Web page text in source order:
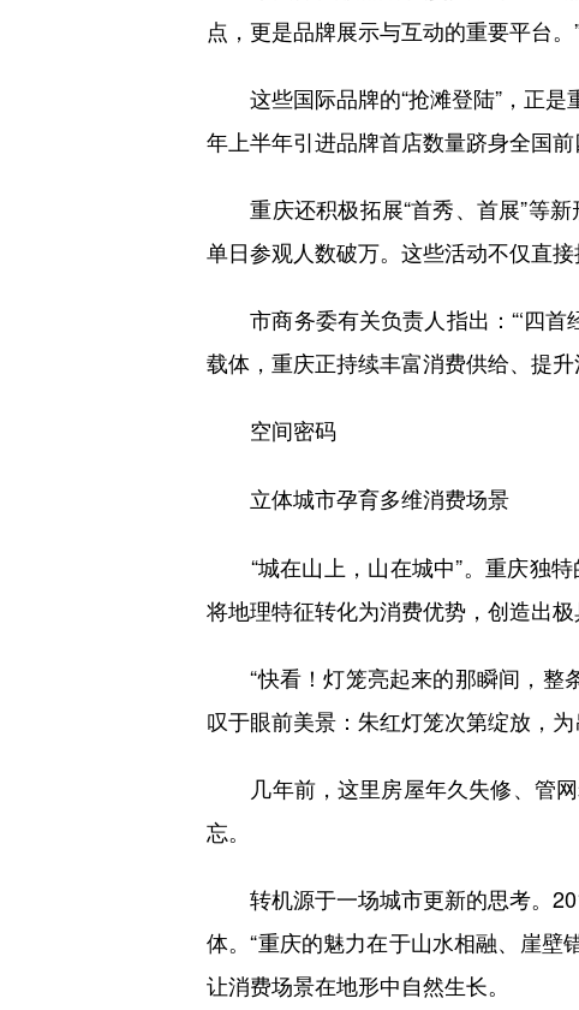
点，更是品牌展示与互动的重要平台。
这些国际品牌的“抢滩登陆”，正是
年上半年引进品牌首店数量跻身全国
重庆还积极拓展“首秀、首展”等新
单日参观人数破万。这些活动不仅直
市商务委有关负责人指出：“‘四首
载体，重庆正持续丰富消费供给、提
空间密码
立体城市孕育多维消费场景
“城在山上，山在城中”。重庆独特
将地理特征转化为消费优势，创造出极
“快看！灯笼亮起来的那瞬间，整
叹于眼前美景：朱红灯笼次第绽放，为
几年前，这里房屋年久失修、管网
忘。
转机源于一场城市更新的思考。
体。“重庆的魅力在于山水相融、崖壁
让消费场景在地形中自然生长。